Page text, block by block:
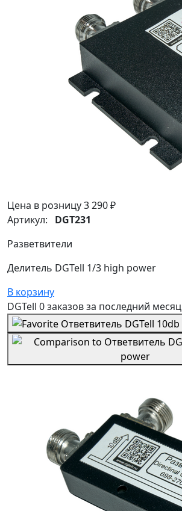
Цена в розницу3 290 ₽
Артикул: DGT231
Разветвители
Делитель DGTell 1/3 high power
В корзину
DGTell 0 заказовза последний месяц